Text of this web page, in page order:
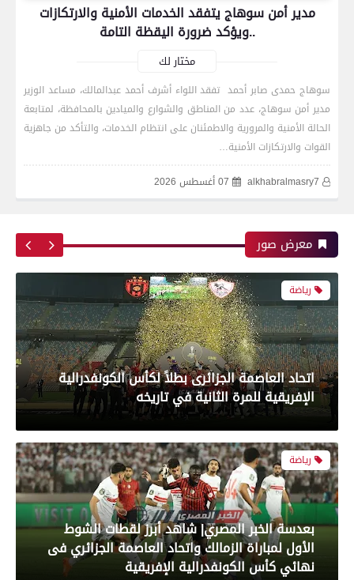
مدير أمن سوهاج يتفقد الخدمات الأمنية والارتكازات
..ويؤكد ضرورة اليقظة التامة
مختار لك
سوهاج حمدى صابر أحمد تفقد اللواء أشرف أحمد عبدالمالك، مساعد الوزير
مدير أمن سوهاج، عدد من المناطق والشوارع والميادين بالمحافظة، لمتابعة
الحالة الأمنية والمرورية والاطمئنان على انتظام الخدمات، والتأكد من جاهزية
القوات والارتكازات الأمنية…
alkhabralmasry7
07 أغسطس 2026
معرض صور
رياضة
اتحاد العاصمة الجزائرى بطلاً لكأس الكونفدرالية
الإفريقية للمرة الثانية في تاريخه
رياضة
بعدسة الخبر المصري| شاهد أبرز لقطات الشوط
الأول لمباراة الزمالك واتحاد العاصمة الجزائري فى
نهائي كأس الكونفدرالية الإفريقية
رياضة
بعدسة الخبر المصري| شاهد أبرز لقطات مباراة زد و
بيراميدز فى نهائى كأس مصر